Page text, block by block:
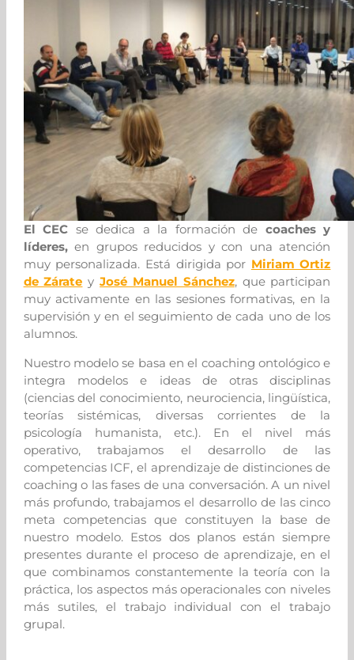
El CEC se dedica a la formación de coaches y
líderes,en grupos reducidos y con una atención
muy personalizada. Está dirigida por Miriam Ortiz
de Zárate yJosé Manuel Sánchez, que participan
muy activamente en las sesiones formativas, en la
supervisión y en el seguimiento de cada uno de los
alumnos.
Nuestro modelo se basa en el coaching ontológico e
integra modelos e ideas de otras disciplinas
(ciencias del conocimiento, neurociencia, lingüística,
teorías sistémicas, diversas corrientes de la
psicología humanista, etc.). En el nivel más
operativo, trabajamos el desarrollo de las
competencias ICF, el aprendizaje de distinciones de
coaching o las fases de una conversación. A un nivel
más profundo, trabajamos el desarrollo de las cinco
meta competencias que constituyen la base de
nuestro modelo. Estos dos planos están siempre
presentes durante el proceso de aprendizaje, en el
que combinamos constantemente la teoría con la
práctica, los aspectos más operacionales con niveles
más sutiles, el trabajo individual con el trabajo
grupal.